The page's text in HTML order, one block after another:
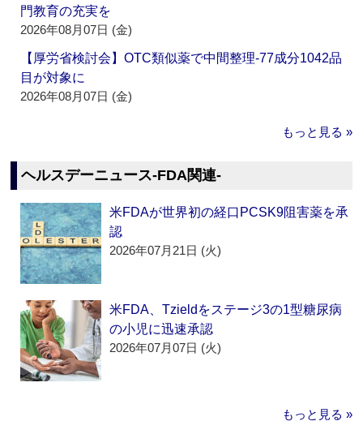
門教育の充実を
2026年08月07日 (金)
【厚労省検討会】OTC類似薬で中間整理‐77成分1042品
目が対象に
2026年08月07日 (金)
もっと見る »
ヘルスデーニュース‐FDA関連‐
米FDAが世界初の経口PCSK9阻害薬を承
認
2026年07月21日 (火)
米FDA、Tzieldをステージ3の1型糖尿病
の小児に迅速承認
2026年07月07日 (火)
もっと見る »